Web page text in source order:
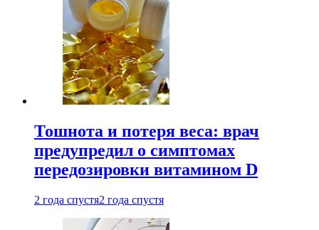
Тошнота и потеря веса: врач
предупредил о симптомах
передозировки витамином D
2 года спустя2 года спустя